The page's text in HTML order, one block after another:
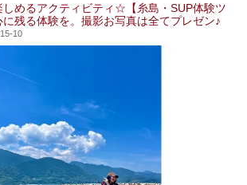
しめるアクティビティ☆【糸島・SUP体験ツ
残る体験を。撮影お写真は全てプレゼン♪
10